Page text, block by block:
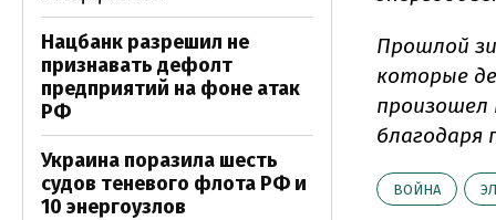
Прошлой
которые
произошел
благодаря
ВОЙНА
Нацбанк разрешил не
признавать дефолт
предприятий на фоне атак
РФ
Украина поразила шесть
судов теневого флота РФ и
10 энергоузлов